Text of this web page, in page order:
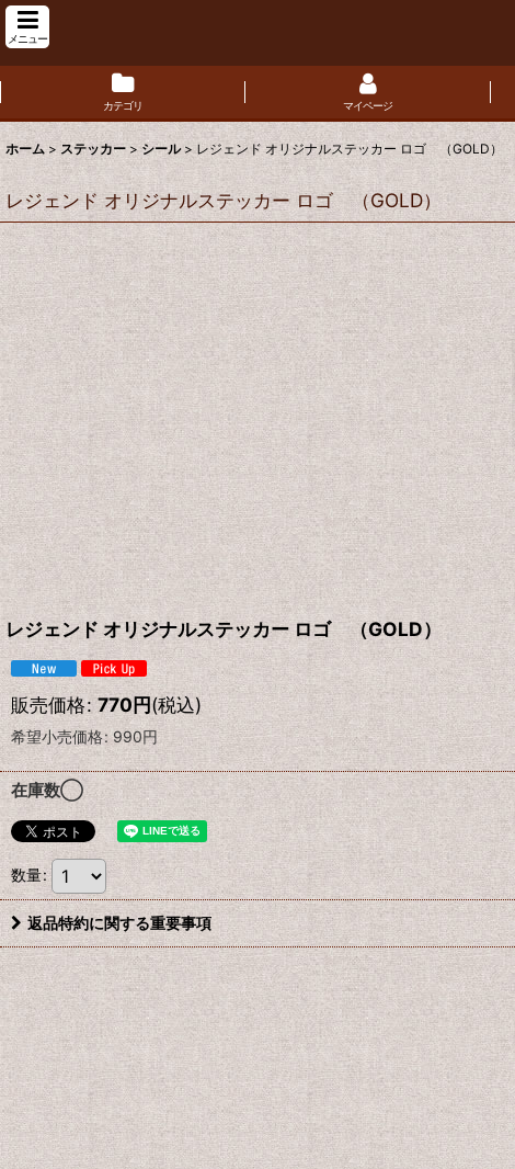
メニュー
カテゴリ マイページ
ホーム > ステッカー > シール > レジェンド オリジナルステッカー ロゴ （GOLD）
レジェンド オリジナルステッカー ロゴ （GOLD）
レジェンド オリジナルステッカー ロゴ （GOLD）
販売価格: 770円(税込)
希望小売価格: 990円
在庫数◯
数量:
返品特約に関する重要事項